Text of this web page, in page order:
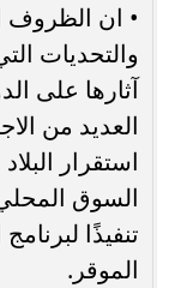
• ان الظروف
والتحديات
آثارها على
العديد من
استقرار
السوق
تنفيذًا
الموقر.